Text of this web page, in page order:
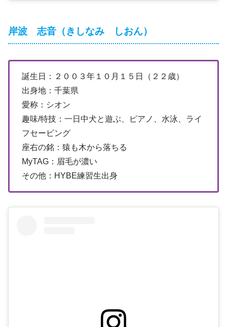
岸波 志音（きしなみ しおん）
誕生日：２００３年１０月１５日（２２歳）
出身地：千葉県
愛称：シオン
趣味/特技：一日中犬と遊ぶ、ピアノ、水泳、ライ
フセービング
座右の銘：猿も木から落ちる
MyTAG：眉毛が濃い
その他：HYBE練習生出身